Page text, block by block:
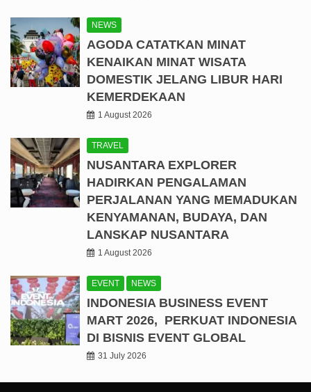
NEWS
AGODA CATATKAN MINAT
KENAIKAN MINAT WISATA
DOMESTIK JELANG LIBUR HARI
KEMERDEKAAN
1 August 2026
TRAVEL
NUSANTARA EXPLORER
HADIRKAN PENGALAMAN
PERJALANAN YANG MEMADUKAN
KENYAMANAN, BUDAYA, DAN
LANSKAP NUSANTARA
1 August 2026
EVENT NEWS
INDONESIA BUSINESS EVENT
MART 2026, PERKUAT INDONESIA
DI BISNIS EVENT GLOBAL
31 July 2026